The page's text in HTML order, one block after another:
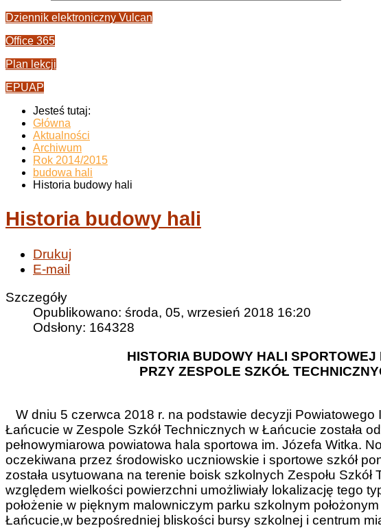
Dziennik elektroniczny Vulcan
Office 365
Plan lekcji
EPUAP
Jesteś tutaj:
Główna
Aktualności
Archiwum
Rok 2014/2015
budowa hali
Historia budowy hali
Historia budowy hali
Drukuj
E-mail
Szczegóły
Opublikowano: środa, 05, wrzesień 2018 16:20
Odsłony: 164328
HISTORIA BUDOWY HALI SPORTOWEJ
PRZY ZESPOLE SZKÓŁ
W dniu 5 czerwca 2018 r. na podstawie decyzji
Łańcucie w Zespole Szkół Technicznych w Łańcucie została
pełnowymiarowa powiatowa hala sportowa im. Józefa Witka.
oczekiwana przez środowisko uczniowskie i sportowe szkół
została usytuowana na terenie boisk szkolnych Zespołu
względem wielkości powierzchni umożliwiały lokalizację tego
położenie w pięknym malowniczym parku szkolnym
Łańcucie,w bezpośredniej bliskości bursy szkolnej i centrum